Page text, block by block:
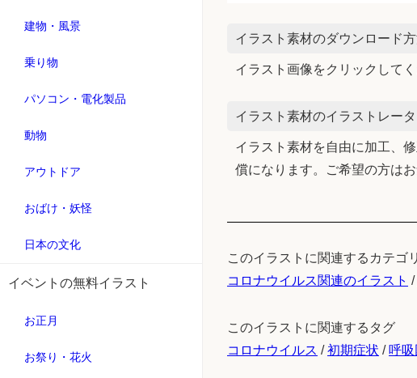
建物・風景
乗り物
パソコン・電化製品
動物
アウトドア
おばけ・妖怪
日本の文化
イベントの無料イラスト
お正月
お祭り・花火
イラスト素材のダウンロード
イラスト画像をクリックして
イラスト素材のイラストレー
イラスト素材を自由に加工、
償になります。ご希望の方は
このイラストに関連するカテゴ
コロナウイルス関連のイラスト /
このイラストに関連するタグ
コロナウイルス /初期症状 / 呼